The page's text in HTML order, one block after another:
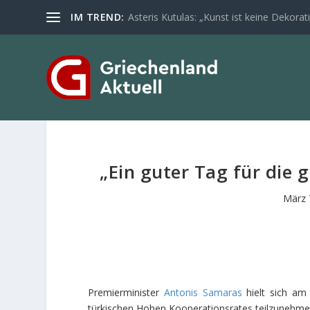
IM TREND: Asteris Kutulas: „Kunst ist keine
„Ein guter Tag für die
März
Premierminister Antonis Samaras hielt sich am